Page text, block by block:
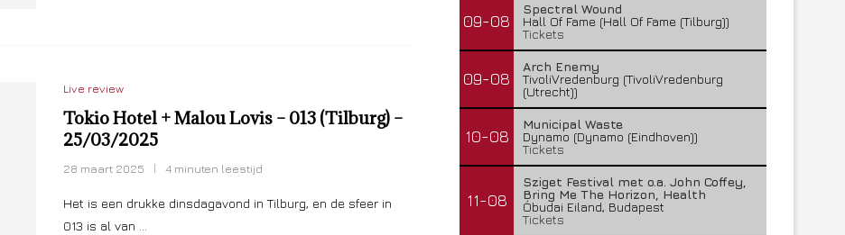
Live review
Tokio Hotel + Malou Lovis – 013 (Tilburg) –
25/03/2025
28 maart 2025 4 minuten leestijd
Het is een drukke dinsdagavond in Tilburg, en de sfeer in
013 is al van …
09-08
Spectral Wound
Hall Of Fame (Hall Of Fame (Tilburg))
Tickets
09-08
Arch Enemy
TivoliVredenburg (TivoliVredenburg
(Utrecht))
10-08
Municipal Waste
Dynamo (Dynamo (Eindhoven))
Tickets
11-08
Sziget Festival met o.a. John Coffey,
Bring Me The Horizon, Health
Óbudai Eiland, Budapest
Tickets